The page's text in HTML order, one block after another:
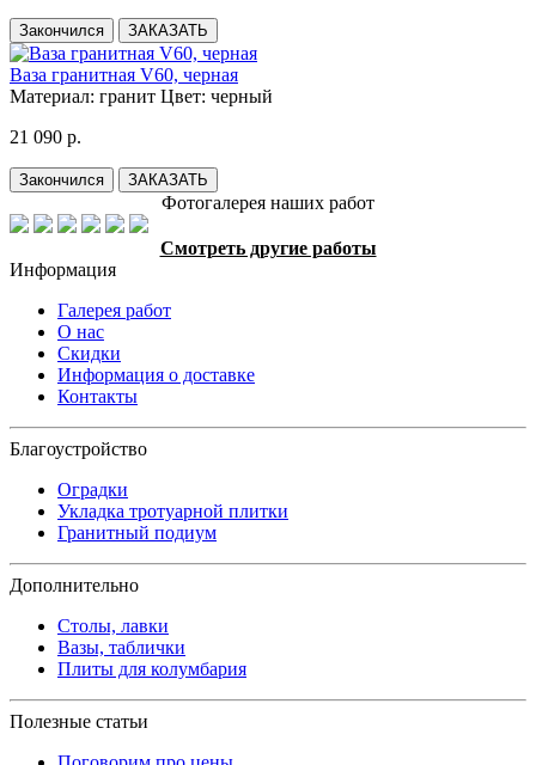
Закончился ЗАКАЗАТЬ
Ваза гранитная V60, черная
Материал: гранит Цвет: черный
21 090 р.
Закончился ЗАКАЗАТЬ
Фотогалерея наших работ
Смотреть другие работы
Информация
Галерея работ
О нас
Скидки
Информация о доставке
Контакты
Благоустройство
Оградки
Укладка тротуарной плитки
Гранитный подиум
Дополнительно
Столы, лавки
Вазы, таблички
Плиты для колумбария
Полезные статьи